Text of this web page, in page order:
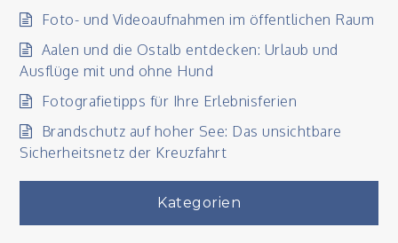
Foto- und Videoaufnahmen im öffentlichen Raum
Aalen und die Ostalb entdecken: Urlaub und
Ausflüge mit und ohne Hund
Fotografietipps für Ihre Erlebnisferien
Brandschutz auf hoher See: Das unsichtbare
Sicherheitsnetz der Kreuzfahrt
Kategorien